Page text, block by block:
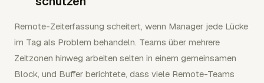
Remote-Zeiterfassung scheitert, wenn Manager jede Lücke
im Tag als Problem behandeln. Teams über mehrere
Zeitzonen hinweg arbeiten selten in einem gemeinsamen
Block, und Buffer berichtete, dass viele Remote-Teams